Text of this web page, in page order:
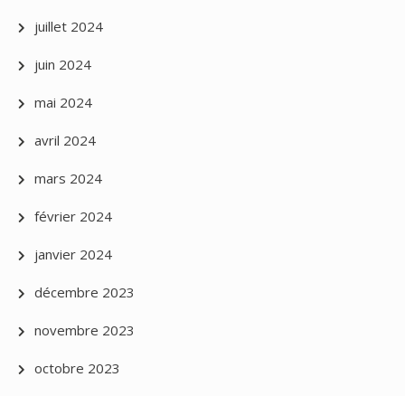
juillet 2024
juin 2024
mai 2024
avril 2024
mars 2024
février 2024
janvier 2024
décembre 2023
novembre 2023
octobre 2023